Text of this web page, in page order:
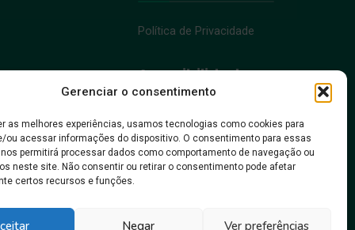
Gerenciar o consentimento
as melhores experiências, usamos tecnologias como cookies para
ou acessar informações do dispositivo. O consentimento para essas
permitirá processar dados como comportamento de navegação ou
neste site. Não consentir ou retirar o consentimento pode afetar
certos recursos e funções.
Negar Ver preferências
Política de Privacidade
Acessibilidade
Acessibilidade
pra gente crescer!